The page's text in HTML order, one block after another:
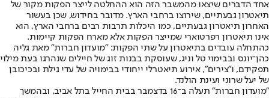
אחד הדברים שיצאו מהמשבר הזה הוא ההחלטה לייצר הפקות מקור של
תיאטרון גבעתיים, שירוצו ברחבי הארץ. מדובר בחידוש, שכן בעשור
האחרון תיאטרון גבעתיים, כמו היכלות תרבות רבים ברחבי הארץ, הוא
אינו תיאטרון רפרטוארי שמייצר הפקות אלא מארח הפקות קיימות.
כהתחלה עובדים בתיאטרון על שתי הפקות: "מועדון חברות" מאת גליה
כהן־יונס ובבימוי טל וניג, שעוסקת בבנות זוג של חיילים שנהרגו בעת מילוי
תפקידם, ו"צירים", אירוע תיאטרלי ייחודי בבימויה של עדי גילת ובכיכובן
של יעל שרוני ועינת הולנד.
"מועדון חברות" תעלה ב־16 בדצמבר בבית החייל בתל אביב, ובהמשך